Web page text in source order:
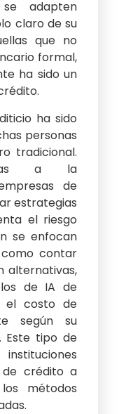
adapten
claro de su
que no
formal,
ha sido un
ha sido
personas
tradicional.
a la
de
estrategias
el riesgo
se enfocan
contar
alternativas,
de IA de
el costo de
según su
Este tipo de
de crédito a
métodos